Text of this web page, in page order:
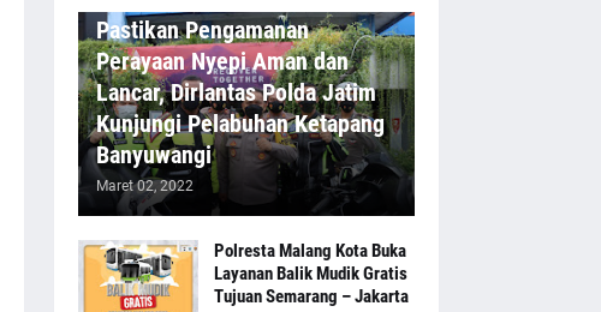
Pastikan Pengamanan
Perayaan Nyepi Aman dan
Lancar, Dirlantas Polda Jatim
Kunjungi Pelabuhan Ketapang
Banyuwangi
Maret 02, 2022
Polresta Malang Kota Buka
Layanan Balik Mudik Gratis
Tujuan Semarang – Jakarta